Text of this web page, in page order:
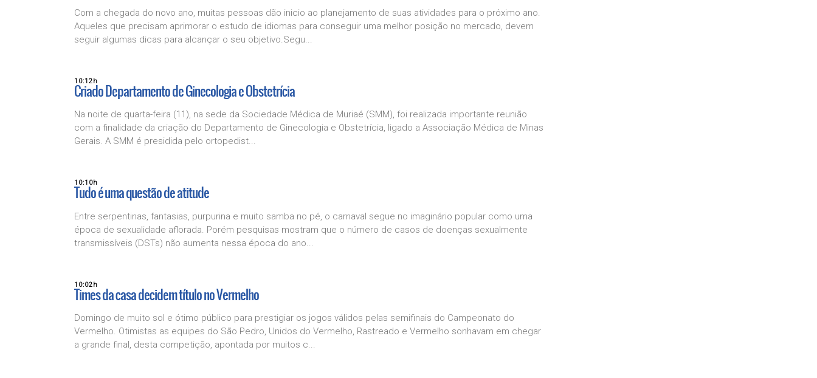
Com a chegada do novo ano, muitas pessoas dão inicio ao planejamento de suas atividades para o próximo ano.
Aqueles que precisam aprimorar o estudo de idiomas para conseguir uma melhor posição no mercado, devem
seguir algumas dicas para alcançar o seu objetivo.Segu...
10:12h
Criado Departamento de Ginecologia e Obstetrícia
Na noite de quarta-feira (11), na sede da Sociedade Médica de Muriaé (SMM), foi realizada importante reunião
com a finalidade da criação do Departamento de Ginecologia e Obstetrícia, ligado a Associação Médica de Minas
Gerais. A SMM é presidida pelo ortopedist...
10:10h
Tudo é uma questão de atitude
Entre serpentinas, fantasias, purpurina e muito samba no pé, o carnaval segue no imaginário popular como uma
época de sexualidade aflorada. Porém pesquisas mostram que o número de casos de doenças sexualmente
transmissíveis (DSTs) não aumenta nessa época do ano...
10:02h
Times da casa decidem título no Vermelho
Domingo de muito sol e ótimo público para prestigiar os jogos válidos pelas semifinais do Campeonato do
Vermelho. Otimistas as equipes do São Pedro, Unidos do Vermelho, Rastreado e Vermelho sonhavam em chegar
a grande final, desta competição, apontada por muitos c...